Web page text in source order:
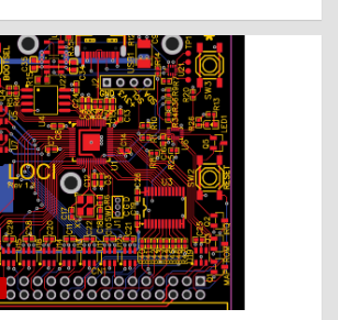
e
b
e
s
t
p
h
o
n